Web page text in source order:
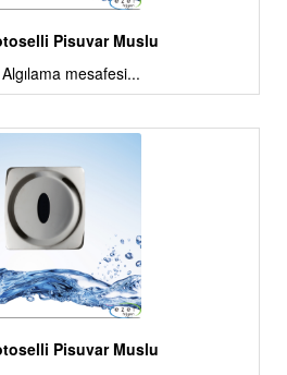
Pisuvar Muslu
mesafesi...
Pisuvar Muslu